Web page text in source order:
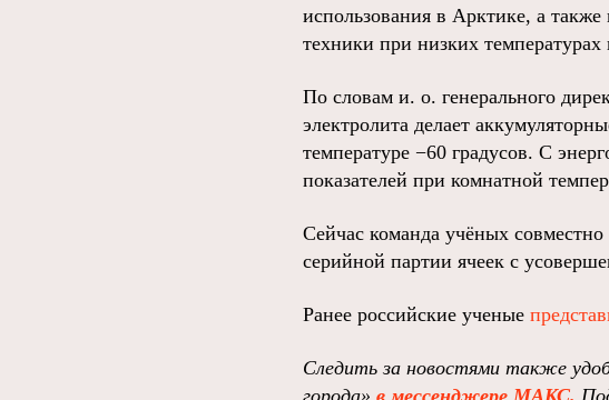
использования в Арктике, а
техники при низких
По словам и. о. генерального
электролита делает
температуре −60 градусов. C
показателей при комнатной
Сейчас команда учёных
серийной партии ячеек с
Ранее российские ученые
Следить за новостями также
города» в мессенджере МАКС.